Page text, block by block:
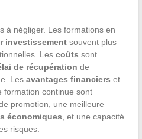
à négliger. Les formations en
investissementsouvent plus
Les coûts sont
de récupération de
Les avantages financiers et
formation continue sont
promotion, une meilleure
économiques , et une capacité
risques.